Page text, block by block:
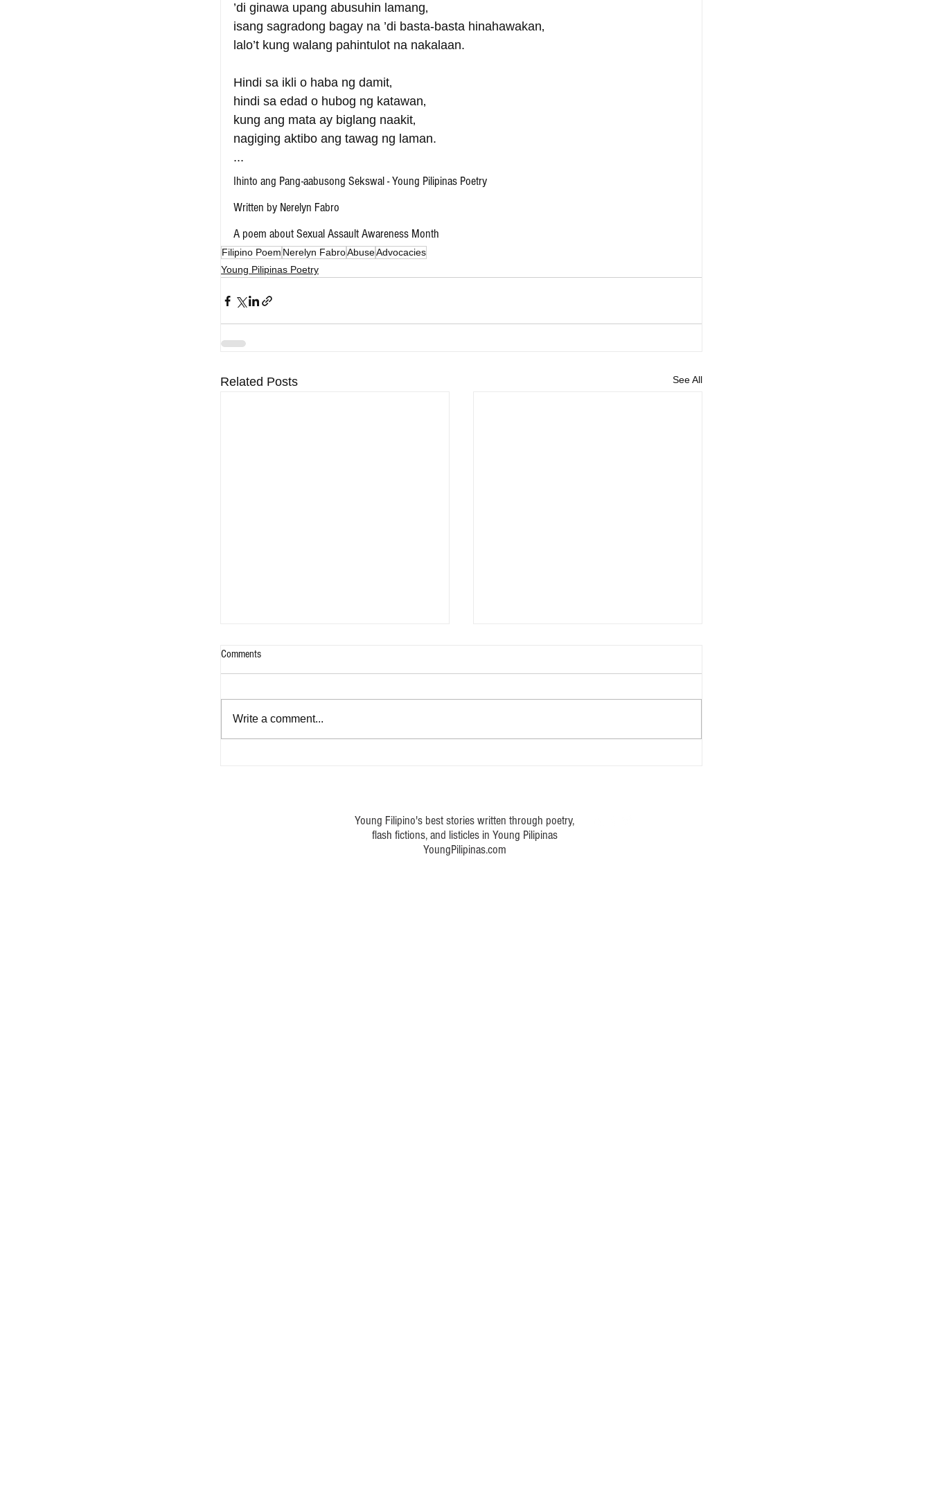
’di ginawa upang abusuhin lamang‚
isang sagradong bagay na ’di basta-basta hinahawakan‚
lalo’t kung walang pahintulot na nakalaan.
Hindi sa ikli o haba ng damit‚
hindi sa edad o hubog ng katawan‚
kung ang mata ay biglang naakit‚
nagiging aktibo ang tawag ng laman.
...
Ihinto ang Pang-aabusong Sekswal - Young Pilipinas Poetry
Written by Nerelyn Fabro
A poem about Sexual Assault Awareness Month
Filipino Poem Nerelyn FabroAbuseAdvocacies
Young Pilipinas Poetry
Related Posts See All
Comments
Write a comment...
Young Filipino's best stories written through poetry,
flash fictions, and listicles in Young Pilipinas
YoungPilipinas.com